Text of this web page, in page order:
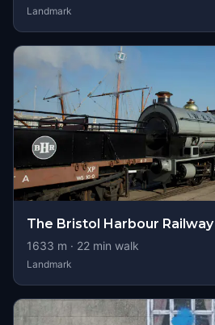
Landmark
The Bristol Harbour Railway
1633 m · 22 min walk
Landmark